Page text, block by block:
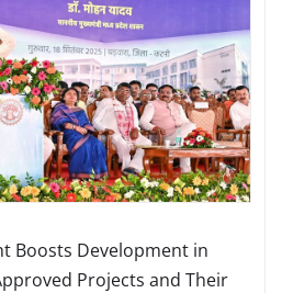
Boosts Development in
Projects and Their